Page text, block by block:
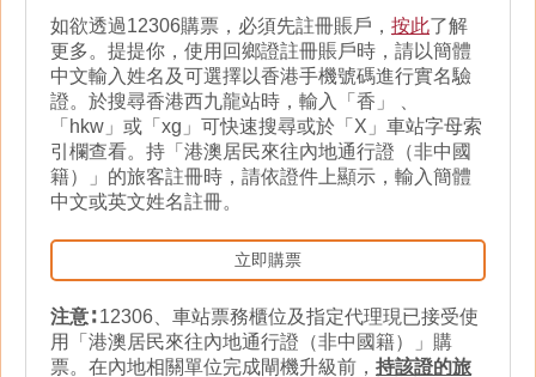
如欲透過12306購票，必須先註冊賬戶， 按此了解
更多。提提你，使用回鄉證註冊賬戶時，請以簡體
中文輸入姓名及可選擇以香港手機號碼進行實名驗
證。於搜尋香港西九龍站時，輸入「香」 、
「hkw」或「xg」可快速搜尋或於「X」車站字母索
引欄查看。持「港澳居民來往內地通行證（非中國
籍）」的旅客註冊時，請依證件上顯示，輸入簡體
中文或英文姓名註冊。
立即購票
注意∶12306、車站票務櫃位及指定代理現已接受使
用「港澳居民來往內地通行證（非中國籍）」購
票。在內地相關單位完成閘機升級前， 持該證的旅